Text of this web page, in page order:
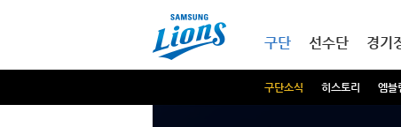
구단
구단소식 히스토리 엠블
선수단 경기